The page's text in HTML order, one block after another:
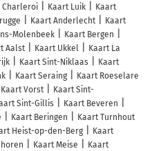
Charleroi Kaart Luik
Kaart
Kaart Anderlecht
Kaart
Molenbeek
Kaart Bergen
Aalst Kaart Ukkel
Kaart La
Kaart Sint-Niklaas
Kaart
Kaart Seraing
Kaart Roeselare
Kaart Vorst
Kaart Sint-
Sint-Gillis
Kaart Beveren
Kaart Beringen
Kaart Turnhout
Heist-op-den-Berg
Kaart
Kaart Meise
Kaart